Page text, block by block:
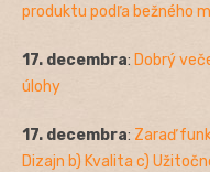
produktu podľa bežného
17. decembra: Dobrý
úlohy
17. decembra: Zaraď
Dizajn b) Kvalita c)